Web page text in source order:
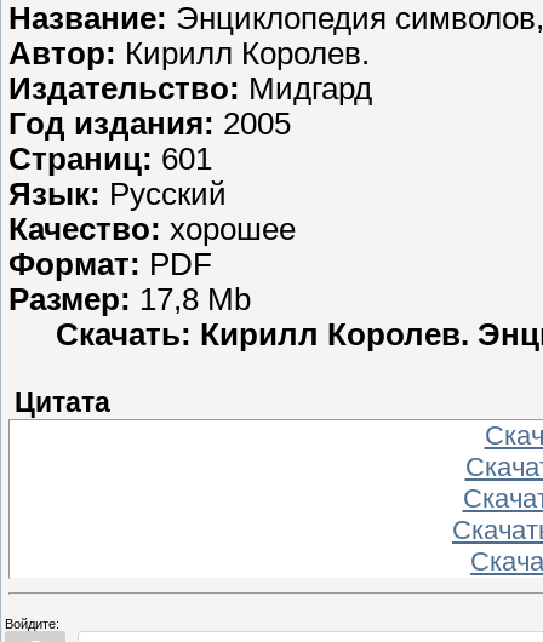
Название: Энциклопедия
Автор: Кирилл Королев.
Издательство: Мидгард
Год издания: 2005
Страниц: 601
Язык: Русский
Качество: хорошее
Формат: PDF
Размер: 17,8 Mb
Скачать: Кирилл Королев.
Цитата
Войдите: